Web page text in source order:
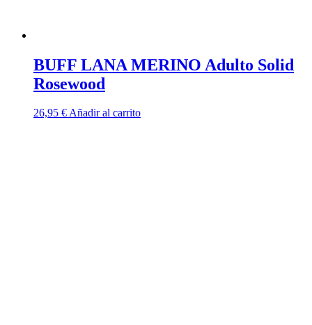
BUFF LANA MERINO Adulto Solid
Rosewood
26,95 €Añadir al carrito